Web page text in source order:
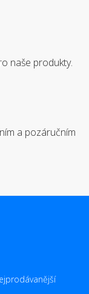
naše produkty.
a pozáručním